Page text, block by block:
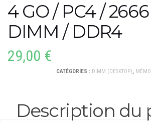
4 GO / PC4 /
DIMM / DDR4
29,00 €
CATÉGORIES : DIMM (DESKTOP),
Description du